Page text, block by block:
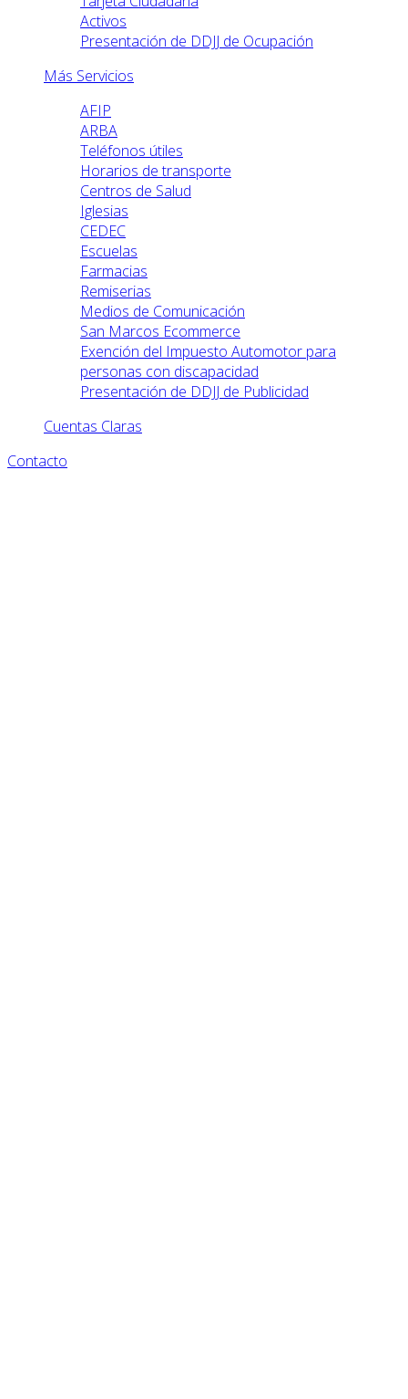
Activos
Presentación de DDJJ de Ocupación
Más Servicios
AFIP
ARBA
Teléfonos útiles
Horarios de transporte
Centros de Salud
Iglesias
CEDEC
Escuelas
Farmacias
Remiserias
Medios de Comunicación
San Marcos Ecommerce
Exención del Impuesto Automotor para
personas con discapacidad
Presentación de DDJJ de Publicidad
Cuentas Claras
Contacto